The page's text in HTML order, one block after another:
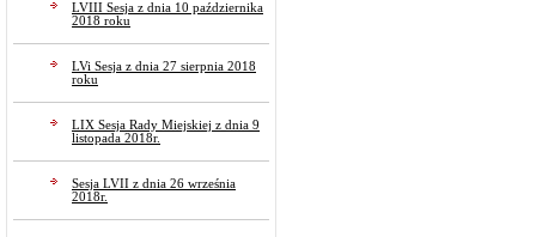
LVIII Sesja z dnia 10 października
2018 roku
LVi Sesja z dnia 27 sierpnia 2018
roku
LIX Sesja Rady Miejskiej z dnia 9
listopada 2018r.
Sesja LVII z dnia 26 września
2018r.